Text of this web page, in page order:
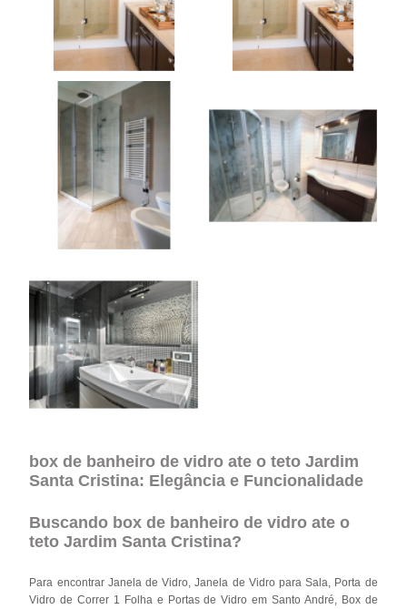
box de banheiro de vidro ate o teto Jardim
Santa Cristina: Elegância e Funcionalidade
Buscando box de banheiro de vidro ate o
teto Jardim Santa Cristina?
Para encontrar Janela de Vidro, Janela de Vidro para Sala, Porta de
Vidro de Correr 1 Folha e Portas de Vidro em Santo André, Box de